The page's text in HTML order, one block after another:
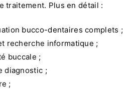
traitement. Plus en détail :
bucco-dentaires complets ;
recherche informatique ;
buccale ;
diagnostic ;
;